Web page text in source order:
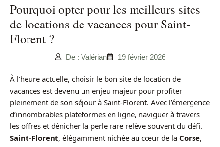
Pourquoi opter pour les meilleurs sites
de locations de vacances pour Saint-
Florent ?
De : Valérian 19 février 2026
À l’heure actuelle, choisir le bon site de location de
vacances est devenu un enjeu majeur pour profiter
pleinement de son séjour à Saint-Florent. Avec l’émergence
d’innombrables plateformes en ligne, naviguer à travers
les offres et dénicher la perle rare relève souvent du défi.
Saint-Florent, élégamment nichée au cœur de la Corse,